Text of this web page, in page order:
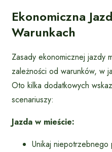
Ekonomiczna
Warunkach
Zasady ekonomicznej jazdy
zależności od warunków, w
Oto kilka dodatkowych
scenariuszy:
Jazda w mieście:
Unikaj